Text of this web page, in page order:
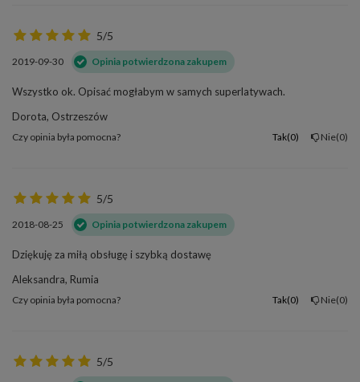
5/5
2019-09-30 Opinia potwierdzona zakupem
Wszystko ok. Opisać mogłabym w samych superlatywach.
Dorota, Ostrzeszów
Czy opinia była pomocna? Tak 0 Nie 0
5/5
2018-08-25 Opinia potwierdzona zakupem
Dziękuję za miłą obsługę i szybką dostawę
Aleksandra, Rumia
Czy opinia była pomocna? Tak 0 Nie 0
5/5